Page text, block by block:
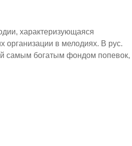
характеризующаяся
в мелодиях. В рус.
самым богатым фондом попевок,